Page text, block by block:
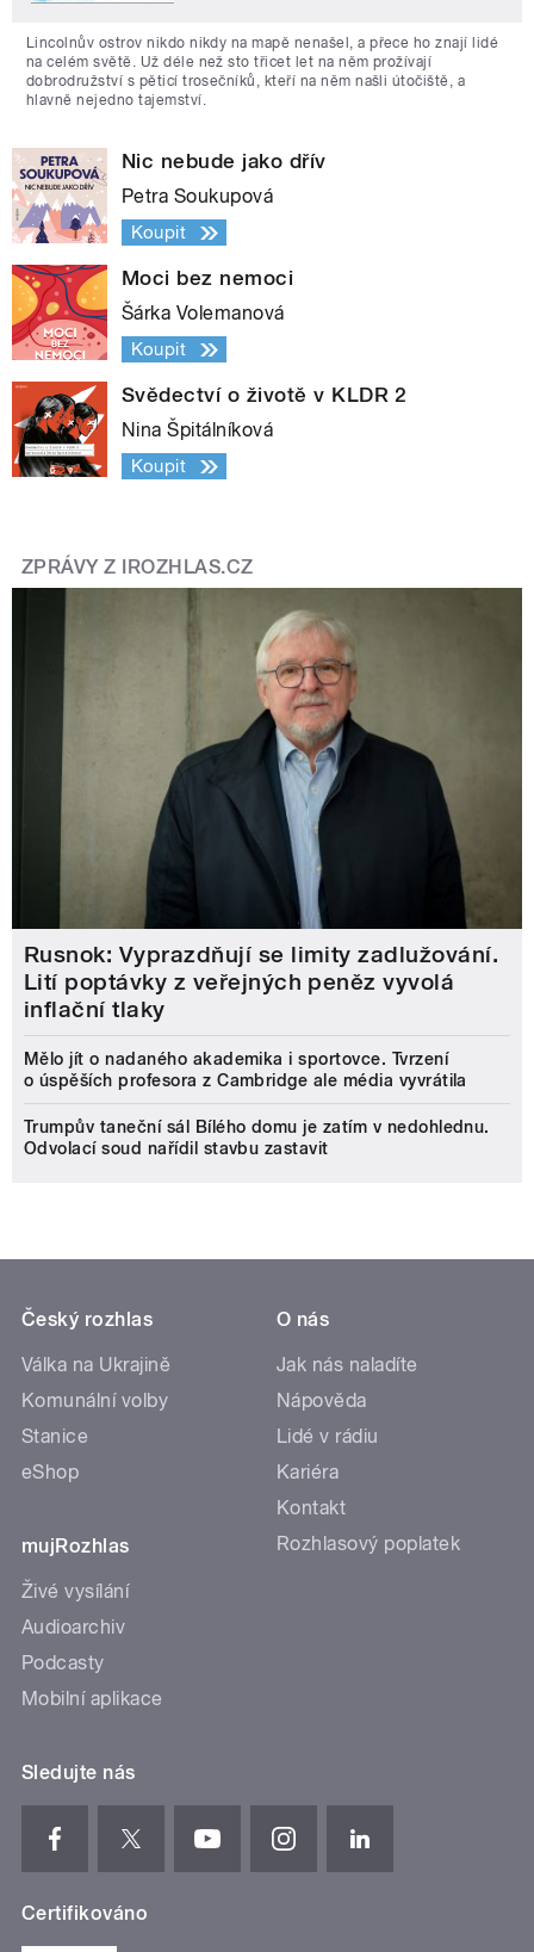
Lincolnův ostrov nikdo nikdy na mapě nenašel, a přece ho znají lidé
na celém světě. Už déle než sto třicet let na něm prožívají
dobrodružství s pěticí trosečníků, kteří na něm našli útočiště, a
hlavně nejedno tajemství.
Nic nebude jako dřív
Petra Soukupová
Koupit
Moci bez nemoci
Šárka Volemanová
Koupit
Svědectví o životě v KLDR 2
Nina Špitálníková
Koupit
ZPRÁVY Z IROZHLAS.CZ
Rusnok: Vyprazdňují se limity zadlužování.
Lití poptávky z veřejných peněz vyvolá
inflační tlaky
Mělo jít o nadaného akademika i sportovce. Tvrzení
o úspěších profesora z Cambridge ale média vyvrátila
Trumpův taneční sál Bílého domu je zatím v nedohlednu.
Odvolací soud nařídil stavbu zastavit
Český rozhlas
Válka na Ukrajině
Komunální volby
Stanice
eShop
mujRozhlas
Živé vysílání
Audioarchiv
Podcasty
Mobilní aplikace
O nás
Jak nás naladíte
Nápověda
Lidé v rádiu
Kariéra
Kontakt
Rozhlasový poplatek
Sledujte nás
Certifikováno